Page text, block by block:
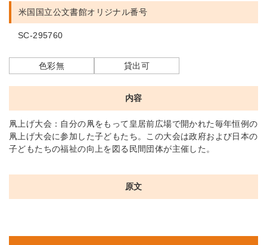
米国国立公文書館オリジナル番号
SC-295760
色彩無 貸出可
内容
凧上げ大会：自分の凧をもって皇居前広場で開かれた毎年恒例の
凧上げ大会に参加した子どもたち。この大会は政府および日本の
子どもたちの福祉の向上を図る民間団体が主催した。
原文